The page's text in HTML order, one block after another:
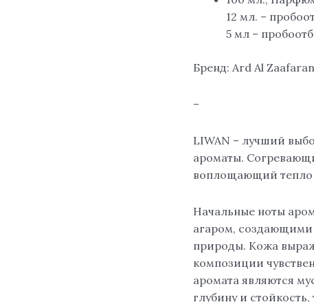
12 мл. –
5 мл –
Бренд: Ard Al
–
LIWAN – лучший
ароматы.
воплощающий тепло
Начальные ноты
агаром, создающими
природы. Кожа
композиции
аромата являются
глубину и